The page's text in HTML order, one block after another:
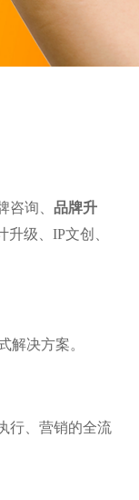
咨询、 品牌升
级、IP文创、
解决方案。
⾏、营销的全流